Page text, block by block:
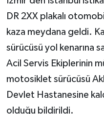
DR 2XX plakalı
kaza meydana geldi.
sürücüsü yol kenarına
Acil Servis Ekiplerinin
motosiklet sürücüsü
Devlet Hastanesine
olduğu bildirildi.